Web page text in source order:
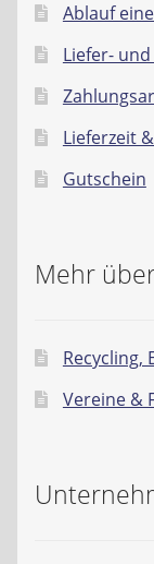
Ablauf
Liefer-
Lieferzeit
Gutschein
Mehr
Recycling,
Vereine &